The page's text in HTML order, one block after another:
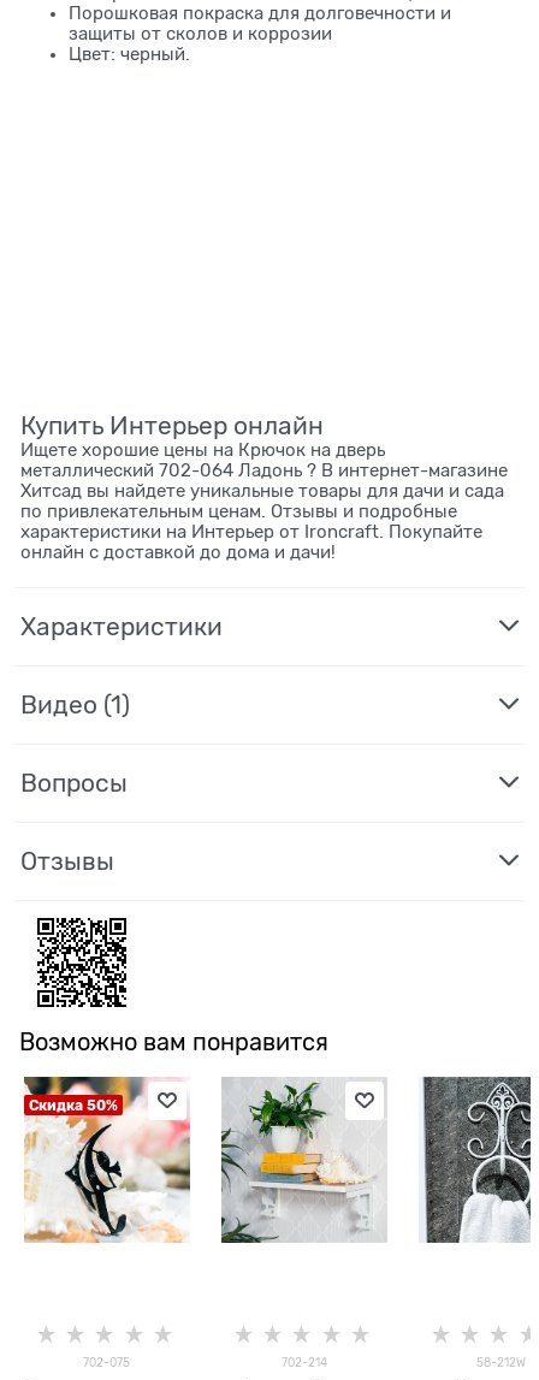
Порошковая покраска для долговечности и
защиты от сколов и коррозии
Цвет: черный.
Купить Интерьер онлайн
Ищете хорошие цены на Крючок на дверь
металлический 702-064 Ладонь ? В интернет-магазине
Хитсад вы найдете уникальные товары для дачи и сада
по привлекательным ценам. Отзывы и подробные
характеристики на Интерьер от Ironcraft. Покупайте
онлайн с доставкой до дома и дачи!
Характеристики
Видео (1)
Вопросы
Отзывы
Возможно вам понравится
Скидка 50%
702-075 702-214 58-212W